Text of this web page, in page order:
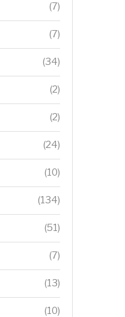
(7)
(7)
(34)
(2)
(2)
(24)
(10)
(134)
(51)
(7)
(13)
(10)